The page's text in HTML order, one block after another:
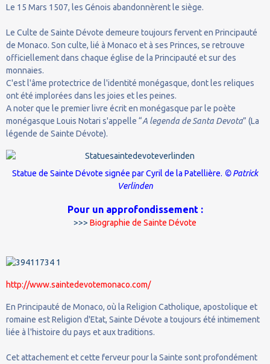
Le 15 Mars 1507, les Génois abandonnèrent le siège.
Le Culte de Sainte Dévote demeure toujours fervent en Principauté
de Monaco. Son culte, lié à Monaco et à ses Princes, se retrouve
officiellement dans chaque église de la Principauté et sur des
monnaies.
C'est l'âme protectrice de l'identité monégasque, dont les reliques
ont été implorées dans les joies et les peines.
A noter que le premier livre écrit en monégasque par le poète
monégasque Louis Notari s'appelle “A legenda de Santa Devota” (La
légende de Sainte Dévote).
Statue de Sainte Dévote signée parCyril de la Patellière. © Patrick
Verlinden
Pour un approfondissement :
>>> Biographie de Sainte Dévote
http://www.saintedevotemonaco.com/
En Principauté de Monaco, où la Religion Catholique, apostolique et
romaine est Religion d'Etat, Sainte Dévote a toujours été intimement
liée à l'histoire du pays et aux traditions.
Cet attachement et cette ferveur pour la Sainte sont profondément